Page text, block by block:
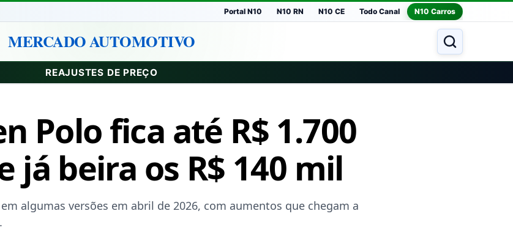
Portal N10 N10 RN N10 CE Todo Canal N10 Carros
MERCADO AUTOMOTIVO
REAJUSTES DE PREÇO
Polo fica até R$ 1.700
já beira os R$ 140 mil
algumas versões em abril de 2026, com aumentos que chegam a